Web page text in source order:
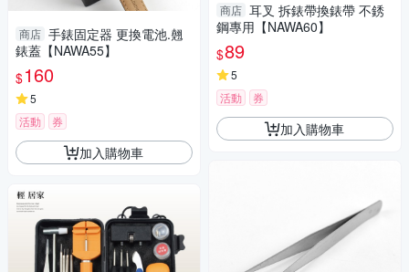
商店 手錶固定器 更換電池.翹
錶蓋【NAWA55】
$160
5
活動
券
加入購物車
商店 耳叉 拆錶帶換錶帶 不銹
鋼專用【NAWA60】
$89
5
活動
券
加入購物車